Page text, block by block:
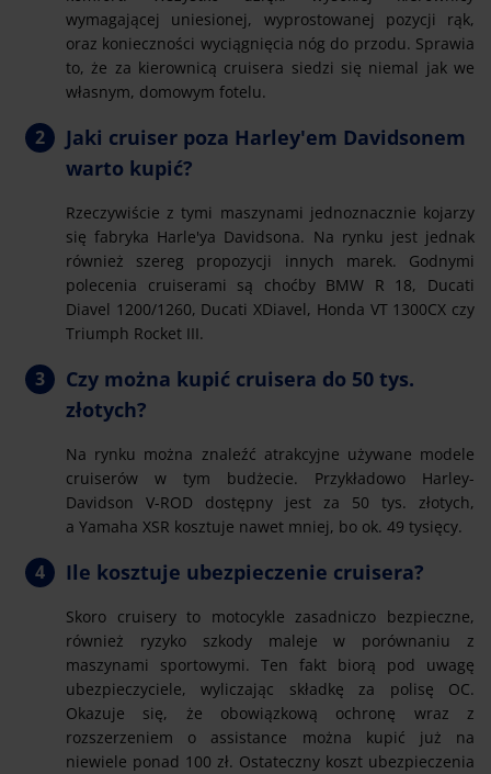
wymagającej uniesionej, wyprostowanej pozycji rąk,
oraz konieczności wyciągnięcia nóg do przodu. Sprawia
to, że za kierownicą cruisera siedzi się niemal jak we
własnym, domowym fotelu.
Jaki cruiser poza Harley'em Davidsonem
warto kupić?
Rzeczywiście z tymi maszynami jednoznacznie kojarzy
się fabryka Harle'ya Davidsona. Na rynku jest jednak
również szereg propozycji innych marek. Godnymi
polecenia cruiserami są choćby BMW R 18, Ducati
Diavel 1200/1260, Ducati XDiavel, Honda VT 1300CX czy
Triumph Rocket III.
Czy można kupić cruisera do 50 tys.
złotych?
Na rynku można znaleźć atrakcyjne używane modele
cruiserów w tym budżecie. Przykładowo Harley-
Davidson V-ROD dostępny jest za 50 tys. złotych,
a Yamaha XSR kosztuje nawet mniej, bo ok. 49 tysięcy.
Ile kosztuje ubezpieczenie cruisera?
Skoro cruisery to motocykle zasadniczo bezpieczne,
również ryzyko szkody maleje w porównaniu z
maszynami sportowymi. Ten fakt biorą pod uwagę
ubezpieczyciele, wyliczając składkę za polisę OC.
Okazuje się, że obowiązkową ochronę wraz z
rozszerzeniem o assistance można kupić już na
niewiele ponad 100 zł. Ostateczny koszt ubezpieczenia